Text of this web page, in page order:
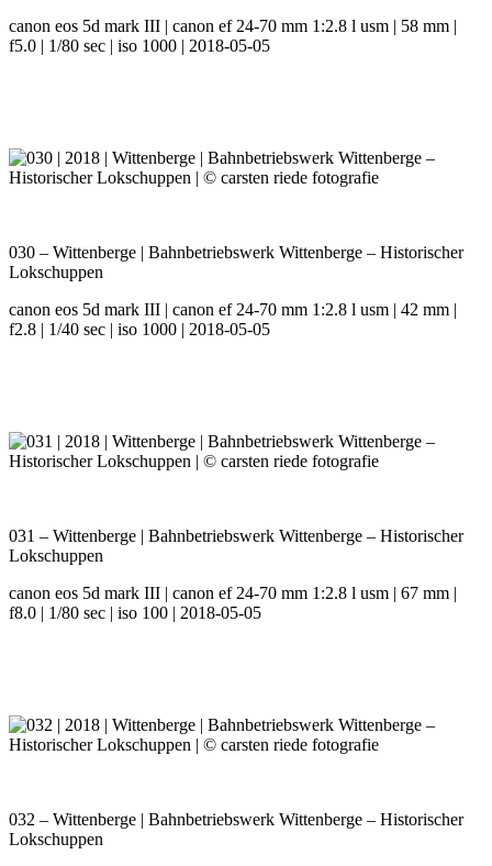
canon eos 5d mark III | canon ef 24-70 mm 1:2.8 l usm | 58 mm |
f5.0 | 1/80 sec | iso 1000 | 2018-05-05
030 – Wittenberge | Bahnbetriebswerk Wittenberge – Historischer
Lokschuppen
canon eos 5d mark III | canon ef 24-70 mm 1:2.8 l usm | 42 mm |
f2.8 | 1/40 sec | iso 1000 | 2018-05-05
031 – Wittenberge | Bahnbetriebswerk Wittenberge – Historischer
Lokschuppen
canon eos 5d mark III | canon ef 24-70 mm 1:2.8 l usm | 67 mm |
f8.0 | 1/80 sec | iso 100 | 2018-05-05
032 – Wittenberge | Bahnbetriebswerk Wittenberge – Historischer
Lokschuppen